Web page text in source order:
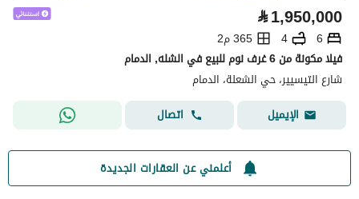
⃁1,950,000
6
4
365 م2
فيلا مكونة من 6 غرف نوم للبيع في الشله, الدمام
شارع التيسيير، حي الشعلة، الدمام
الإيميل
اتصال
أعلمني عن العقارات الجديدة